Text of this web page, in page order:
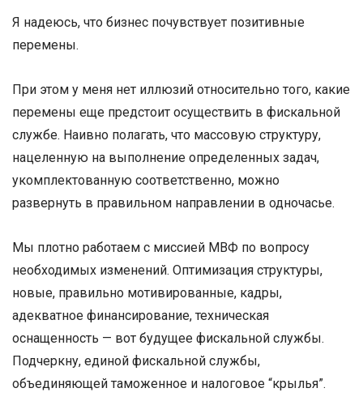
Я надеюсь, что бизнес почувствует позитивные
перемены.
При этом у меня нет иллюзий относительно того, какие
перемены еще предстоит осуществить в фискальной
службе. Наивно полагать, что массовую структуру,
нацеленную на выполнение определенных задач,
укомплектованную соответственно, можно
развернуть в правильном направлении в одночасье.
Мы плотно работаем с миссией МВФ по вопросу
необходимых изменений. Оптимизация структуры,
новые, правильно мотивированные, кадры,
адекватное финансирование, техническая
оснащенность — вот будущее фискальной службы.
Подчеркну, единой фискальной службы,
объединяющей таможенное и налоговое “крылья”.